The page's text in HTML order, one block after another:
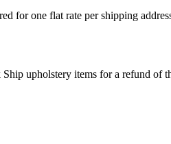
for one flat rate per shipping
upholstery items for a refund of